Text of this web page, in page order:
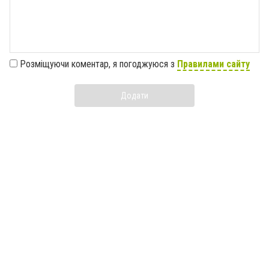
Розміщуючи коментар, я погоджуюся з Правилами сайту
Додати